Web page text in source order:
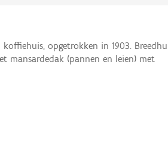
opgetrokken in 1903.
mansardedak (pannen en leien) met